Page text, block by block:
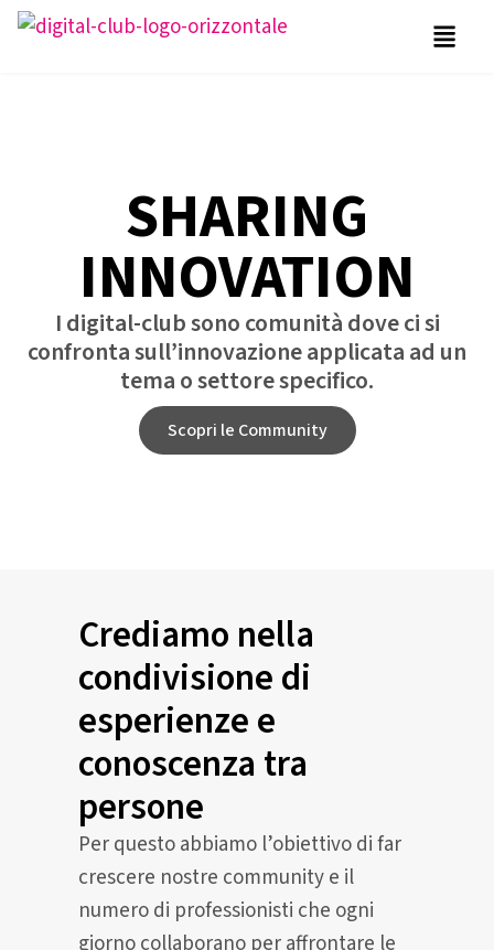
SHARING
INNOVATION
I digital-club sono comunità dove ci si
confronta sull’innovazione applicata ad un
tema o settore specifico.
Scopri le Community
Crediamo nella
condivisione di
esperienze e
conoscenza tra
persone
Per questo abbiamo l’obiettivo di far
crescere nostre community e il
numero di professionisti che ogni
giorno collaborano per affrontare le